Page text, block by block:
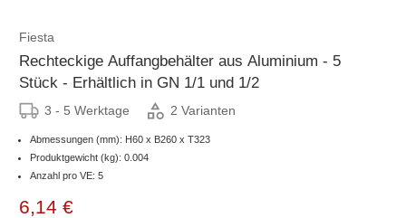
Fiesta
Rechteckige Auffangbehälter aus Aluminium - 5
Stück - Erhältlich in GN 1/1 und 1/2
3 - 5 Werktage 2 Varianten
Abmessungen (mm): H60 x B260 x T323
Produktgewicht (kg): 0.004
Anzahl pro VE: 5
6,14 €